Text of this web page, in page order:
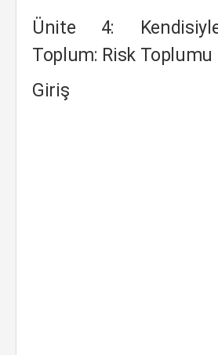
Ünite 4:
Toplum: Risk Toplumu
Giriş